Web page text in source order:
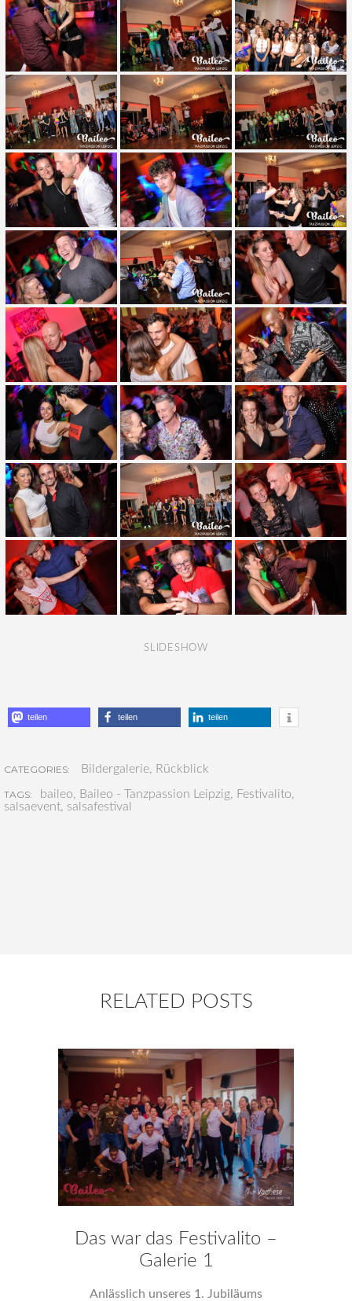
SLIDESHOW
teilen teilen teilen
CATEGORIES: Bildergalerie, Rückblick
TAGS: baileo, Baileo - Tanzpassion Leipzig, Festivalito,
salsaevent, salsafestival
RELATED POSTS
Das war das Festivalito –
Galerie 1
Anlässlich unseres 1. Jubiläums